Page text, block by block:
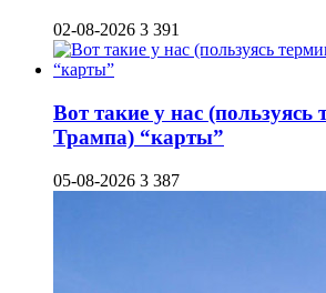
02-08-2026 3 391
Вот такие у нас (пользуясь
Трампа) “карты”
05-08-2026 3 387